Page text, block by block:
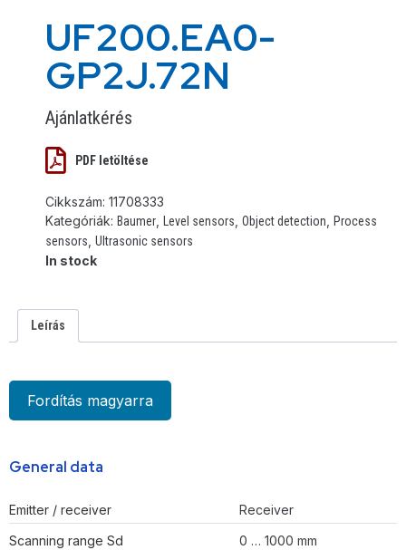
UF200.EA0-
GP2J.72N
Ajánlatkérés
PDF letöltése
Cikkszám: 11708333
Kategóriák: Baumer Level sensors Object detection
Process
sensors Ultrasonic sensors
In stock
Leírás
Fordítás magyarra
General data
Emitter / receiver
Receiver
Scanning range Sd
0 … 1000 mm